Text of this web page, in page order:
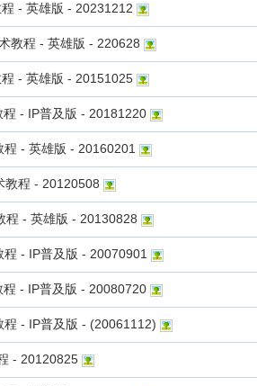
- 英雄版 - 20231212
教程 - 英雄版 - 220628
- 英雄版 - 20151025
- IP普及版 - 20181220
- 英雄版 - 20160201
教程 - 20120508
程 - 英雄版 - 20130828
程 - IP普及版 - 20070901
程 - IP普及版 - 20080720
程 - IP普及版 - (20061112)
- 20120825